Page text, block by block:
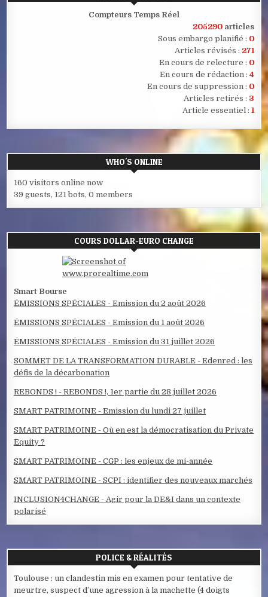
Compteurs Temps Réel
205290 articles
Sous embargo planifié : 0
Articles révisés : 271
En cours de relecture : 0
En cours de rédaction : 4
En cours de suppression : 0
Articles retirés : 3
Article essentiel : 1
WHO'S ONLINE
160 visitors online now
39 guests, 121 bots, 0 members
COURS DOLLAR-EURO CHANGE
Smart Bourse
ÉMISSIONS SPÉCIALES - Emission du 2 août 2026
ÉMISSIONS SPÉCIALES - Emission du 1 août 2026
ÉMISSIONS SPÉCIALES - Emission du 31 juillet 2026
SOMMET DE LA TRANSFORMATION DURABLE - Edenred : les
défis de la décarbonation
REBONDS ! - REBONDS !, 1er partie du 28 juillet 2026
SMART PATRIMOINE - Emission du lundi 27 juillet
SMART PATRIMOINE - Où en est la démocratisation du Private
Equity ?
SMART PATRIMOINE - CGP : les enjeux de mi-année
SMART PATRIMOINE - SCPI : identifier des nouveaux marchés
INCLUSION4CHANGE - Agir pour la DE&I dans un contexte
polarisé
POLICE & RÉALITÉS
Toulouse : un clandestin mis en examen pour tentative de
meurtre, suspect d’une agression à la machette (4 doigts